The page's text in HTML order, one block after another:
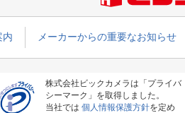
内 メーカーからの重要なお知らせ
株式会社ビックカメラは「プライバ
シーマーク」を取得しました。
当社では 個人情報保護方針を定め